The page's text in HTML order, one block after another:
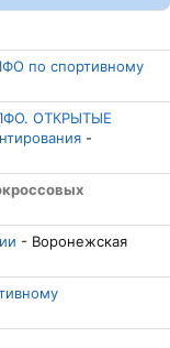
по спортивному
ОТКРЫТЫЕ
-
- Воронежская